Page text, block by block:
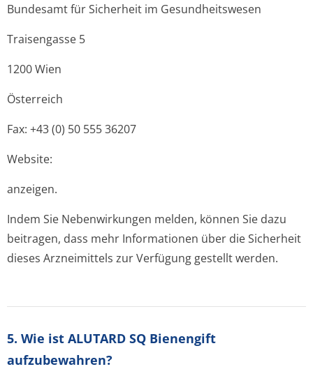
Bundesamt für Sicherheit im Gesundheitswesen
Traisengasse 5
1200 Wien
Österreich
Fax: +43 (0) 50 555 36207
Website:
anzeigen.
Indem Sie Nebenwirkungen melden, können Sie dazu
beitragen, dass mehr Informationen über die Sicherheit
dieses Arzneimittels zur Verfügung gestellt werden.
5. Wie ist ALUTARD SQ Bienengift
aufzubewahren?